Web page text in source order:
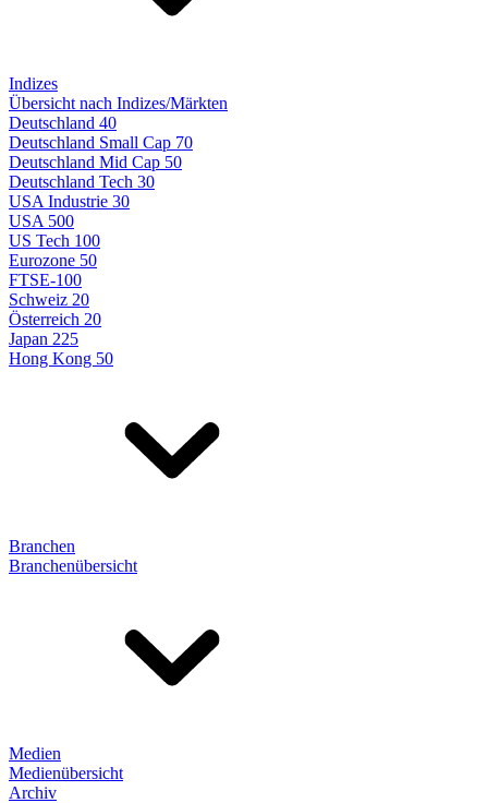
Indizes
Übersicht nach Indizes/Märkten
Deutschland 40
Deutschland Small Cap 70
Deutschland Mid Cap 50
Deutschland Tech 30
USA Industrie 30
USA 500
US Tech 100
Eurozone 50
FTSE-100
Schweiz 20
Österreich 20
Japan 225
Hong Kong 50
Branchen
Branchenübersicht
Medien
Medienübersicht
Archiv